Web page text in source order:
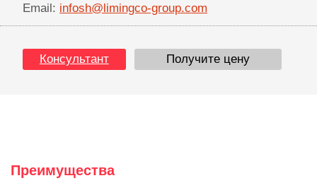
Email: infosh@limingco-group.com
Консультант Получите цену
Преимущества